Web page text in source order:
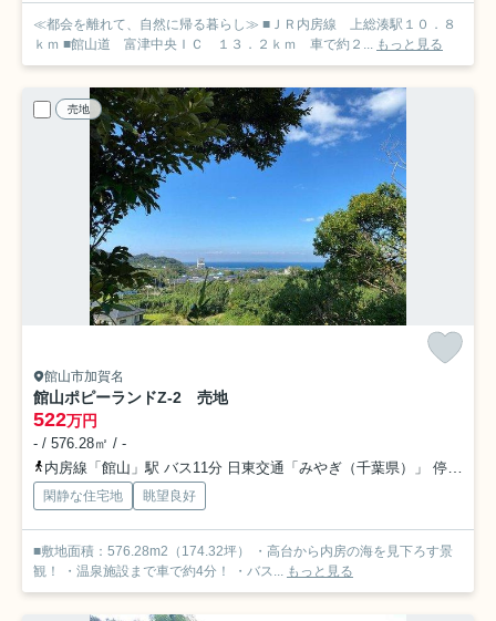
≪都会を離れて、自然に帰る暮らし≫ ■ＪＲ内房線 上総湊駅１０．８
ｋｍ ■館山道 富津中央ＩＣ １３．２ｋｍ 車で約２... もっと見る
売地
館山市加賀名
館山ポピーランドZ-2 売地
522万円
- / 576.28㎡ / -
内房線「館山」駅 バス11分 日東交通「みやぎ（千葉県）」 停歩73分車17分 8.6km
閑静な住宅地 眺望良好
■敷地面積：576.28m2（174.32坪） ・高台から内房の海を見下ろす景
観！ ・温泉施設まで車で約4分！ ・バス... もっと見る